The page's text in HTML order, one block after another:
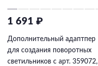
1 691 ₽
Дополнительный адаптпер
для создания поворотных
светильников с арт. 359072,